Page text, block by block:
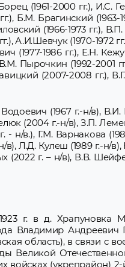
(1961-2000 гг.), И.С.
Б.М. Брагинский (1963-
(1966-1973 гг.),
А.И.Шевчук (1970-1972
(1977-1986 гг.), Е.Н.
В.М. Пырочкин (1992-2001
(2007-2008 гг.),
(1967 г.-н/в),
(2004 г.-н/в), З.П.
н/в.), Г.М. Варнакова
н/в), Л.Д. Кулеш (1989 г.-н/
(2022 г. – н/в), В.В.
г. в д. Храпуновка
Владимир Андреевич
область), в связи с
Великой
войсках (укрепрайон)